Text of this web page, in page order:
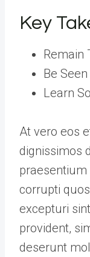
Key
Remain
Be
Learn
At vero eos
dignissimos
corrupti
excepturi
provident,
deserunt